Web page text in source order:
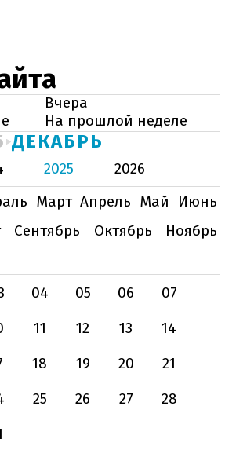
Вчера
На прошлой неделе
ДЕКАБРЬ
2025
2026
Март Апрель Май
Июнь
Сентябрь Октябрь
Ноябрь
04 05 06
07
11 12 13
14
18 19 20
21
25 26 27
28